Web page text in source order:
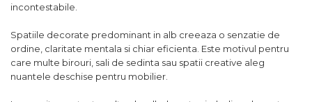
Colectia HORIZON
Colectia COMO
Colectia BELLA
incontestabile.
Spatiile decorate predominant in alb creeaza o senzatie de
ordine, claritate mentala si chiar eficienta. Este motivul pentru
care multe birouri, sali de sedinta sau spatii creative aleg
nuantele deschise pentru mobilier.